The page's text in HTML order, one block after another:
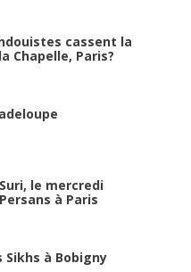
cassent la
Chapelle, Paris?
le mercredi
à Paris
Sikhs à Bobigny